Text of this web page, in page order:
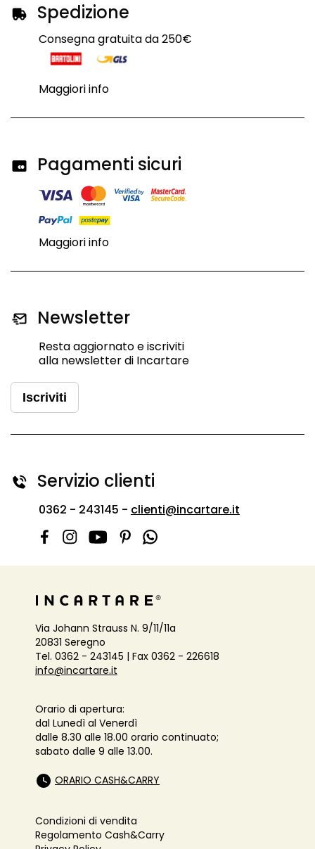
Spedizione
Consegna gratuita da 250€
Maggiori info
Pagamenti sicuri
Maggiori info
Newsletter
Resta aggiornato e iscriviti
alla newsletter di Incartare
Iscriviti
Servizio clienti
0362 - 243145 - clienti@incartare.it
Via Johann Strauss N. 9/11/11a
20831 Seregno
Tel. 0362 - 243145 | Fax 0362 - 226618
info@incartare.it
Orario di apertura:
dal Lunedì al Venerdì
dalle 8.30 alle 18.00 orario continuato;
sabato dalle 9 alle 13.00.
ORARIO CASH&CARRY
Condizioni di vendita
Regolamento Cash&Carry